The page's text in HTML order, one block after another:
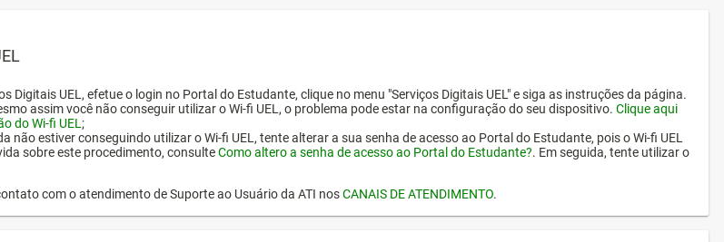
Digitais UEL, efetue o login no Portal do Estudante, clique no menu "Serviços Digitais UEL" e siga as instruções da página.
assim você não conseguir utilizar o Wi-fi UEL, o problema pode estar na configuração do seu dispositivo. Clique aqui
do Wi-fi UEL ;
não estiver conseguindo utilizar o Wi-fi UEL, tente alterar a sua senha de acesso ao Portal do Estudante, pois o Wi-fi UEL
sobre este procedimento, consulteComo altero a senha de acesso ao Portal do Estudante?. Em seguida, tente utilizar o
com o atendimento de Suporte ao Usuário da ATI nosCANAIS DE ATENDIMENTO.